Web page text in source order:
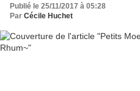
Publié le 25/11/2017 à 05:28
Par Cécile Huchet